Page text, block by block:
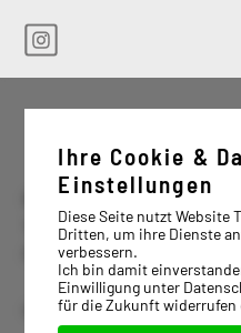
Block & Mohr GmbH
Tel. +49 5451 8979-0
Fax: +49 5451 8979-79
info@block-mohr.com
Ihre Cookie &
Einstellungen
Diese Seite nutzt Website
Dritten, um ihre Dienste
verbessern.
Ich bin damit
Einwilligung unter
für die Zukunft widerrufen